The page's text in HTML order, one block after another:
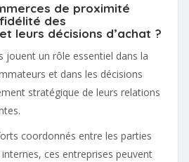
de proximité
des
leurs décisions d’achat ?
jouent un rôle essentiel dans la
et dans les décisions
stratégique de leurs relations
coordonnés entre les parties
ces entreprises peuvent